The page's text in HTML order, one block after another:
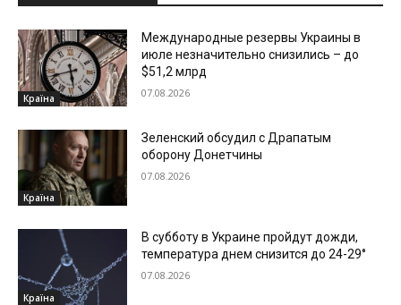
Країна
Международные резервы Украины в
июле незначительно снизились – до
$51,2 млрд
07.08.2026
Країна
Зеленский обсудил с Драпатым
оборону Донетчины
07.08.2026
Країна
В субботу в Украине пройдут дожди,
температура днем снизится до 24-29°
07.08.2026